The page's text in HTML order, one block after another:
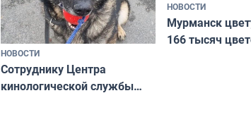
НОВОСТИ
Сотруднику Центра
кинологической службы
НОВОСТИ
Мурманск
166 тысяч